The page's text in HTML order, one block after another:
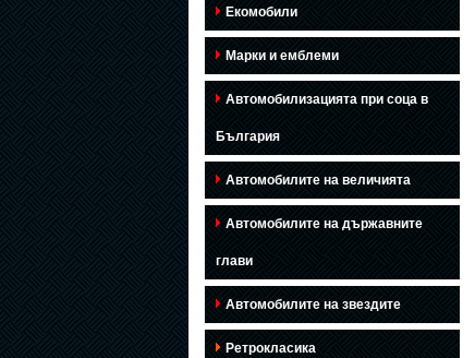
Екомобили
Марки и емблеми
Автомобилизацията при соца в
България
Автомобилите на величията
Автомобилите на държавните
глави
Автомобилите на звездите
Ретрокласика